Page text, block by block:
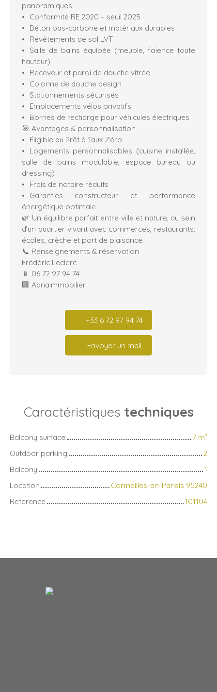
panoramiques
Conformité RE 2020 – seuil 2025
Béton bas-carbone et matériaux durables
Revêtements de sol LVT
Salle de bains équipée (meuble, faïence toute
hauteur)
Receveur et paroi de douche vitrée
Colonne de douche design
Stationnements sécurisés
Emplacements vélos privatifs
Bornes de recharge pour véhicules électriques
🎯 Avantages & personnalisation
Éligible au Prêt à Taux Zéro
Logements personnalisables (cuisine installée,
salle de bains modulable, espace bureau ou
dressing)
Frais de notaire réduits
Garanties constructeur et performance
énergétique optimale
🌿 Un équilibre parfait entre ville et nature, au sein
d’un quartier vivant avec commerces, restaurants,
écoles, crèche et port de plaisance.
📞 Renseignements & réservation
Frédéric Leclerc
📱 06 72 97 94 74
🏢 Adriaimmobilier
+33 6 72 97 94 74
Envoyer un mail
Caractéristiques techniques
Balcony surface 7 m²
Outdoor parking
2
Balcony
1
Location
Cormeilles-en-Parisis 95240
Reference
101104